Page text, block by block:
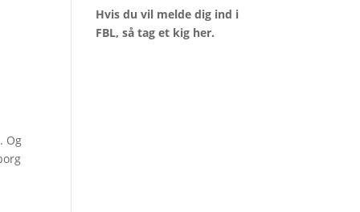
Og
Hvis du vil melde dig ind i
FBL, så tag et kig her.